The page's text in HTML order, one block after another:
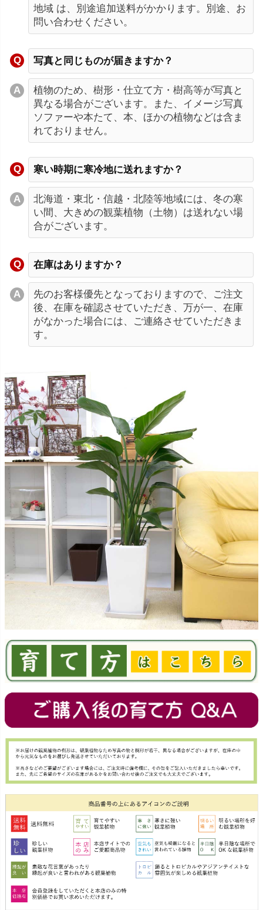
地域 は、別途追加送料がかかります。別途、お
問い合わせください。
写真と同じものが届きますか？
植物のため、樹形・仕立て方・樹高等が写真と
異なる場合がございます。また、イメージ写真
ソファーや本たて、本、ほかの植物などは含ま
れておりません。
寒い時期に寒冷地に送れますか？
北海道・東北・信越・北陸等地域には、冬の寒
い間、大きめの観葉植物（土物）は送れない場
合がございます。
在庫はありますか？
先のお客様優先となっておりますので、ご注文
後、在庫を確認させていただき、万が一、在庫
がなかった場合には、ご連絡させていただきま
す。